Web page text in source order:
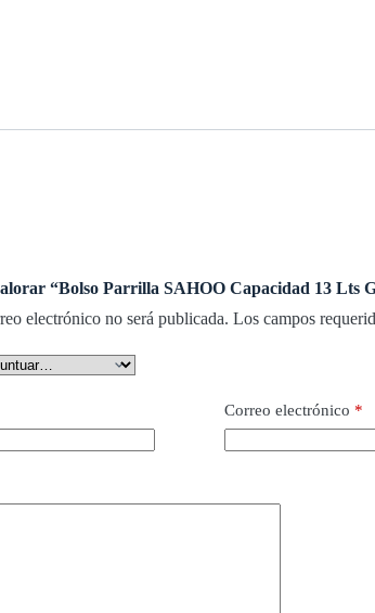
“Bolso Parrilla SAHOO Capacidad 13 Lts
electrónico no será publicada. Los campos
Correo electrónico *